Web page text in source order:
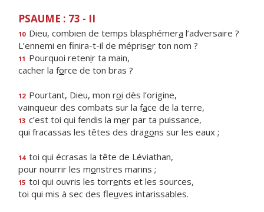
PSAUME : 73 - II
10 Dieu, combien de temps blasphémera l’adversaire ?
L’ennemi en finira-t-il de mépriser ton nom ?
11 Pourquoi retenir ta main,
cacher la force de ton bras ?
12 Pourtant, Dieu, mon roi dès l’origine,
vainqueur des combats sur la face de la terre,
13 c’est toi qui fendis la mer par ta puissance,
qui fracassas les têtes des dragons sur les eaux ;
14 toi qui écrasas la tête de Léviathan,
pour nourrir les monstres marins ;
15 toi qui ouvris les torrents et les sources,
toi qui mis à sec des fleuves intarissables.